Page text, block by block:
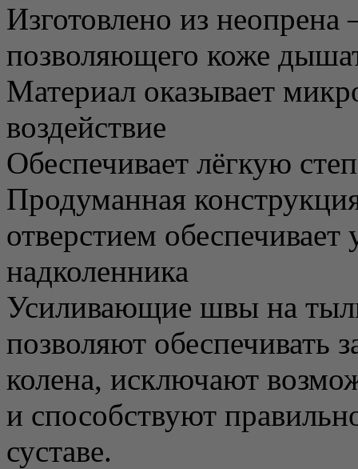
Изготовлено из
позволяющего коже
Материал оказывает
воздействие
Обеспечивает лёгкую
Продуманная
отверстием
надколенника
Усиливающие швы на
позволяют обеспечивать
колена, исключают
и способствуют
суставе.